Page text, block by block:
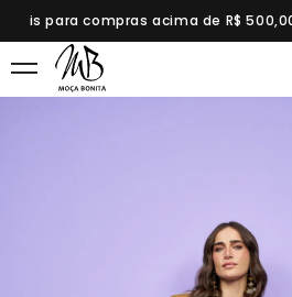
para compras acima de R$ 500,00